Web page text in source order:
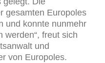
gesamten Europoles
und konnte nunmehr
werden“, freut sich
und
von Europoles.